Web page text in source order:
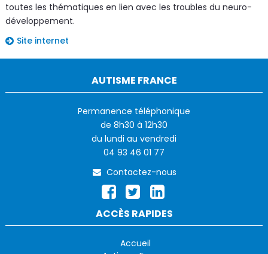
toutes les thématiques en lien avec les troubles du neuro-
développement.
Site internet
AUTISME FRANCE
Permanence téléphonique
de 8h30 à 12h30
du lundi au vendredi
04 93 46 01 77
Contactez-nous
ACCÈS RAPIDES
Accueil